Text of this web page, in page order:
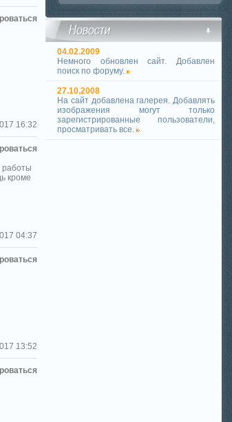
16:32
работы
кроме
04:37
13:52
04.02.2009
Немного обновлен сайт. Добавлен
поиск по форуму.
27.10.2008
На сайт добавлена галерея. Добавлять
изображения могут только
зарегистрированные пользователи,
просматривать все.